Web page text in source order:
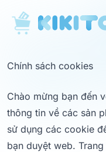
KikiTop
Chính sách cookies
Chào mừng bạn đến
thông tin về các sản
sử dụng các cookie
bạn duyệt web.